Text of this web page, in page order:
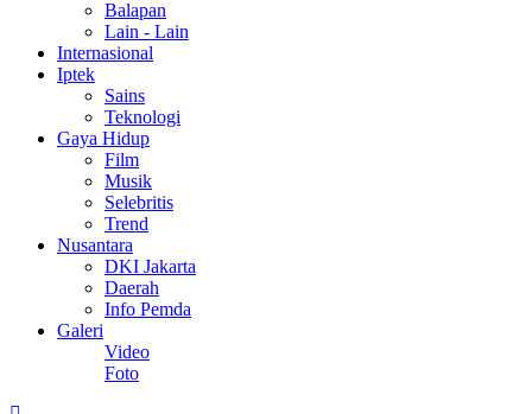
Balapan
Lain - Lain
Internasional
Iptek
Sains
Teknologi
Gaya Hidup
Film
Musik
Selebritis
Trend
Nusantara
DKI Jakarta
Daerah
Info Pemda
Galeri
Video
Foto